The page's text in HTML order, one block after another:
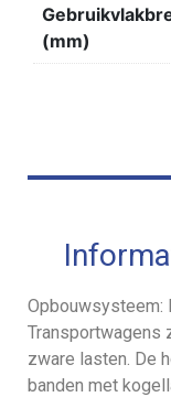
(mm)
Opbouwsysteem:
Transportwagens
zware lasten. De
banden met